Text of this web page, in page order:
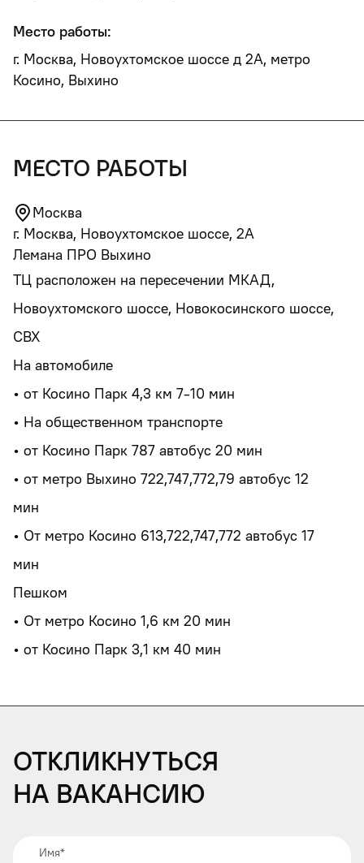
Место работы:
г. Москва, Новоухтомское шоссе д 2А, метро
Косино, Выхино
место работы
Москва
г. Москва, Новоухтомское шоссе, 2А
Лемана ПРО Выхино
ТЦ расположен на пересечении МКАД,
Новоухтомского шоссе, Новокосинского шоссе,
СВХ
На автомобиле
• от Косино Парк 4,3 км 7-10 мин
• На общественном транспорте
• от Косино Парк 787 автобус 20 мин
• от метро Выхино 722,747,772,79 автобус 12
мин
• От метро Косино 613,722,747,772 автобус 17
мин
Пешком
• От метро Косино 1,6 км 20 мин
• от Косино Парк 3,1 км 40 мин
Откликнуться
на вакансию
Имя*